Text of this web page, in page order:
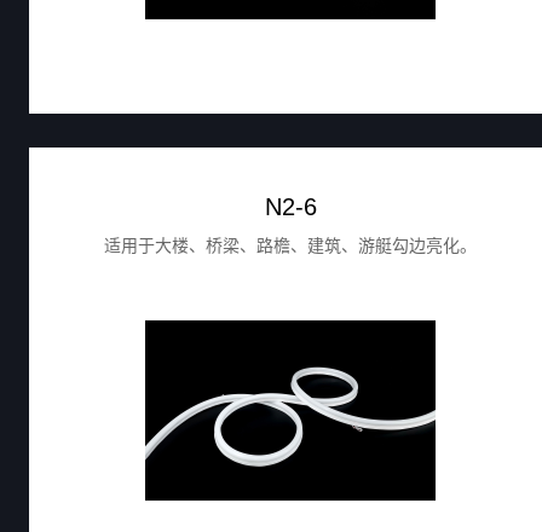
N2-6
适用于大楼、桥梁、路檐、建筑、游艇勾边亮化。